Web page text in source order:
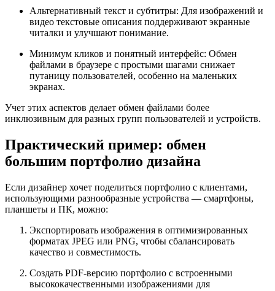
Альтернативный текст и субтитры: Для изображений и
видео текстовые описания поддерживают экранные
читалки и улучшают понимание.
Минимум кликов и понятный интерфейс: Обмен
файлами в браузере с простыми шагами снижает
путаницу пользователей, особенно на маленьких
экранах.
Учет этих аспектов делает обмен файлами более
инклюзивным для разных групп пользователей и устройств.
Практический пример: обмен
большим портфолио дизайна
Если дизайнер хочет поделиться портфолио с клиентами,
использующими разнообразные устройства — смартфоны,
планшеты и ПК, можно:
Экспортировать изображения в оптимизированных
форматах JPEG или PNG, чтобы сбалансировать
качество и совместимость.
Создать PDF-версию портфолио с встроенными
высококачественными изображениями для